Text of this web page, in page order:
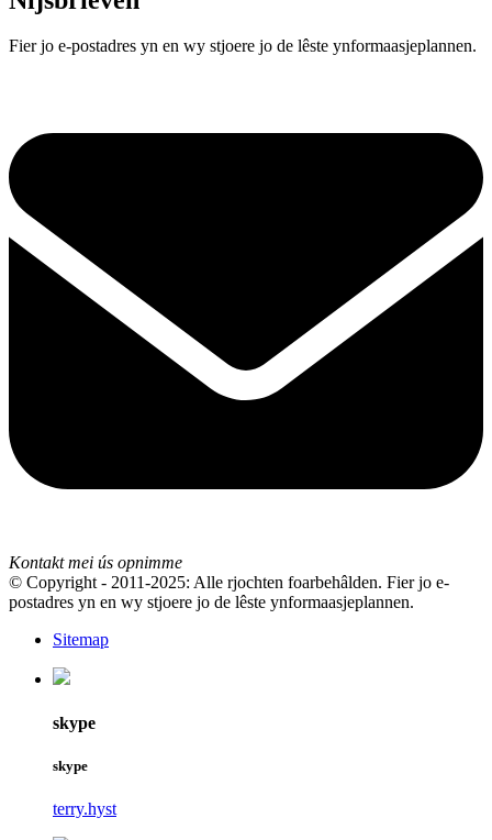
Fier jo e-postadres yn en wy stjoere jo de lêste ynformaasjeplannen.
Kontakt mei ús opnimme
© Copyright - 2011-2025: Alle rjochten foarbehâlden. Fier jo e-
postadres yn en wy stjoere jo de lêste ynformaasjeplannen.
Sitemap
skype
skype
terry.hyst